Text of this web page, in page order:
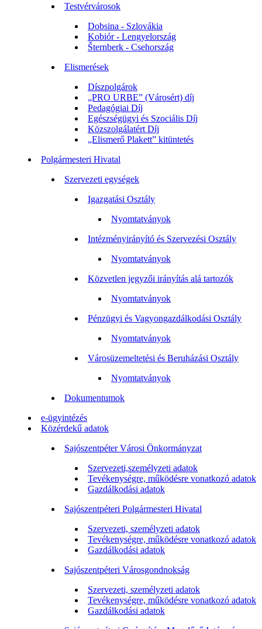
Testvérvárosok
Dobsina - Szlovákia
Kobiór - Lengyelország
Šternberk - Csehország
Elismerések
Díszpolgárok
„PRO URBE” (Városért) díj
Pedagógiai Díj
Egészségügyi és Szociális Díj
Közszolgálatért Díj
„Elismerő Plakett” kitüntetés
Polgármesteri Hivatal
Szervezeti egységek
Igazgatási Osztály
Nyomtatványok
Intézményirányító és Szervezési Osztály
Nyomtatványok
Közvetlen jegyzői irányítás alá tartozók
Nyomtatványok
Pénzügyi és Vagyongazdálkodási Osztály
Nyomtatványok
Városüzemeltetési és Beruházási Osztály
Nyomtatványok
Dokumentumok
e-ügyintézés
Közérdekű adatok
Sajószentpéter Városi Önkormányzat
Szervezeti,személyzeti adatok
Tevékenységre, működésre vonatkozó adatok
Gazdálkodási adatok
Sajószentpéteri Polgármesteri Hivatal
Szervezeti, személyzeti adatok
Tevékenységre, működésre vonatkozó adatok
Gazdálkodási adatok
Sajószentpéteri Városgondnokság
Szervezeti, személyzeti adatok
Tevékenységre, működésre vonatkozó adatok
Gazdálkodási adatok